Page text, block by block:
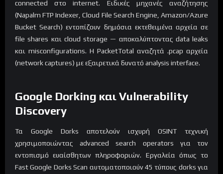
connected στο internet. Ειδικές μηχανές αναζήτησης
(Napalm FTP Indexer, Cloud File Search Engine, Amazon/Azure
Bucket Search) εντοπίζουν δημόσια εκτεθειμένα αρχεία σε
file shares και cloud storage — αποκαλύπτοντας data leaks
και misconfigurations. Η PacketTotal αναζητά .pcap αρχεία
(network captures) με εξαιρετικά δυνατό analysis interface.
Google Dorking και Vulnerability
Discovery
Τα Google Dorks αποτελούν ισχυρή OSINT τεχνική
χρησιμοποιώντας advanced search operators για τον
εντοπισμό ευαίσθητων πληροφοριών. Εργαλεία όπως το
Fast Google Dorks Scan αυτοματοποιούν 45 τύπους dorks για